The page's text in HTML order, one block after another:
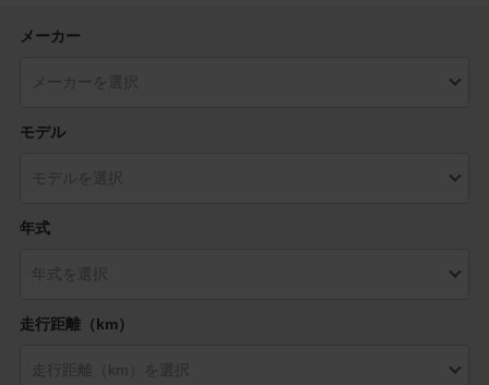
メーカー
モデル
年式
走行距離（km）